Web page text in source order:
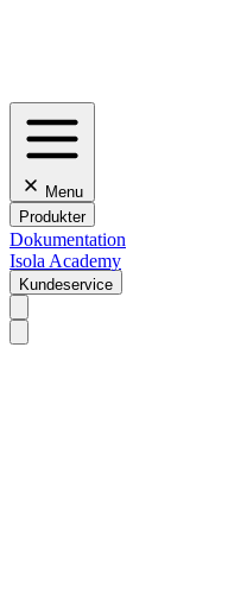
Menu
Produkter
Dokumentation
Isola Academy
Kundeservice